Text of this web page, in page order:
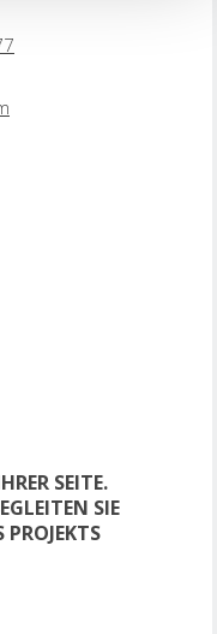
SEITE.
SIE
PROJEKTS